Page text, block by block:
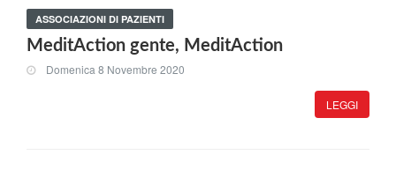
ASSOCIAZIONI DI PAZIENTI
MeditAction gente, MeditAction
Domenica 8 Novembre 2020
LEGGI